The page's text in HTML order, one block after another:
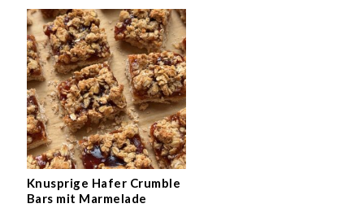
Knusprige Hafer Crumble
Bars mit Marmelade